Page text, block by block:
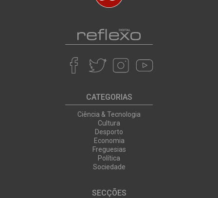
CATEGORIAS
Ciência & Tecnologia
Cultura
Desporto
Economia
Freguesias
Política
Sociedade
SECÇÕES